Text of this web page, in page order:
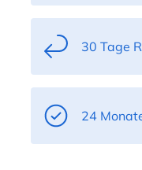
30 Tage
24